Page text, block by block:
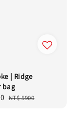
| Ridge
bag
Regular
NT$ 5900